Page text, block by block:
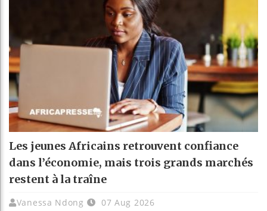
Les jeunes Africains retrouvent confiance
dans l’économie, mais trois grands marchés
restent à la traîne
Vanessa Ndong 07 Aug 2026